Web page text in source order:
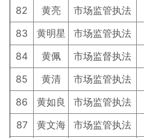
82 黄亮 市场监管执法
83
黄明星 市场监管执法
84
黄佩 市场监督执法
85
黄清 市场监管执法
86
黄如良 市场监管执法
87
黄文海 市场监管执法